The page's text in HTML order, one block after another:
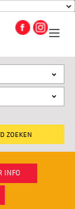
ZOEKEN
INFO